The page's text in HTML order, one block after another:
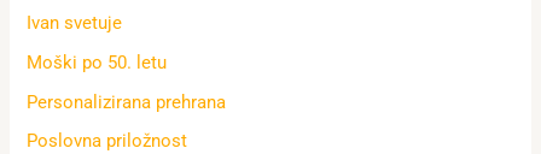
Ivan svetuje
Moški po 50. letu
Personalizirana prehrana
Poslovna priložnost